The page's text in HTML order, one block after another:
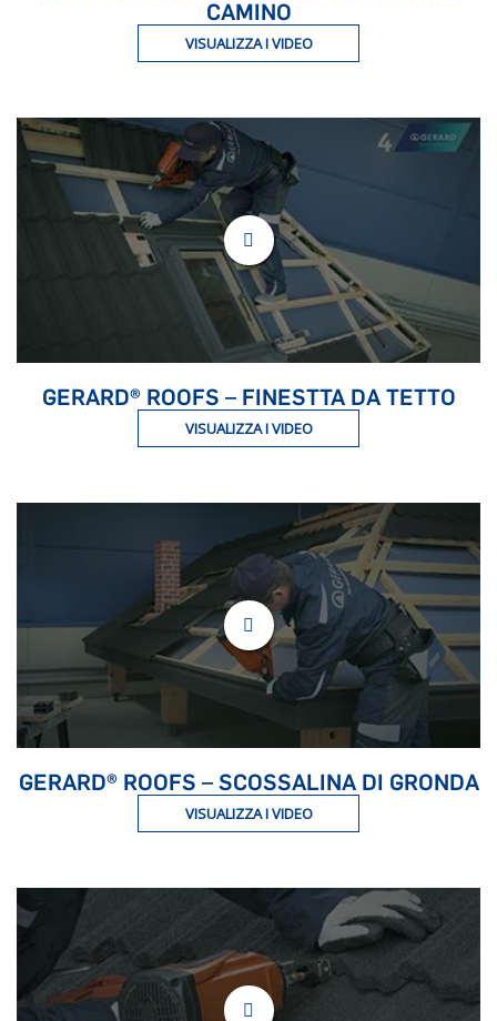
CAMINO
VISUALIZZA I VIDEO
GERARD® ROOFS – FINESTTA DA TETTO
VISUALIZZA I VIDEO
GERARD® ROOFS – SCOSSALINA DI GRONDA
VISUALIZZA I VIDEO